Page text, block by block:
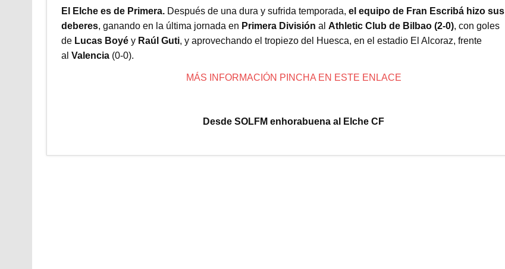
El Elche es de Primera. Después de una dura y sufrida temporada, el equipo de Fran Escribá hizo sus
deberes, ganando en la última jornada en Primera División al Athletic Club de Bilbao (2-0), con goles
de Lucas Boyéy Raúl Guti, y aprovechando el tropiezo del Huesca, en el estadio El Alcoraz, frente
al Valencia(0-0).
MÁS INFORMACIÓN PINCHA EN ESTE ENLACE
Desde SOLFM enhorabuena al Elche CF